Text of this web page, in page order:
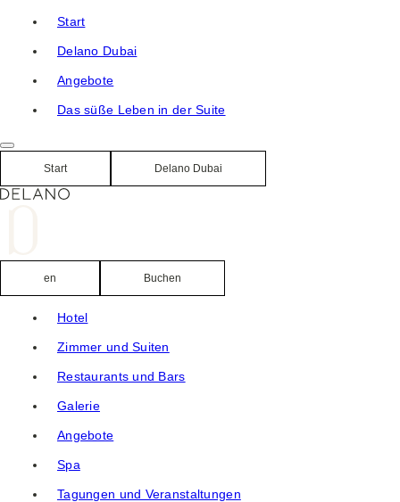
Direkt
Start
Delano Dubai
Angebote
Das süße Leben in der Suite
Start Delano Dubai
en Buchen
Hotel
Zimmer und Suiten
Restaurants und Bars
Galerie
Angebote
Spa
Tagungen und Veranstaltungen